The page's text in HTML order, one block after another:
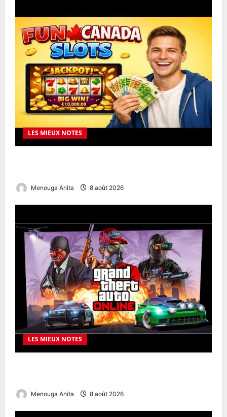
LES MIEUX NOTES
Menouga Anita 8 août 2026
LES MIEUX NOTES
Menouga Anita 8 août 2026